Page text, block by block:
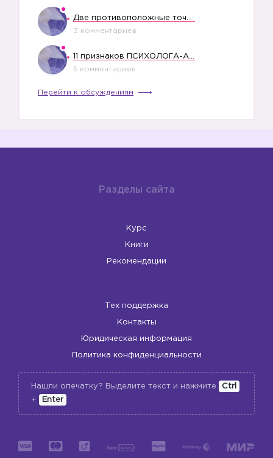
3 комментариев
5 комментариев
Перейти к обсуждениям
Разделы сайта
Курс
Книги
Рекомендации
Тех поддержка
Контакты
Юридическая информация
Политика конфиденциальности
Нашли опечатку? Выделите текст и нажмите
Ctrl
+
Enter